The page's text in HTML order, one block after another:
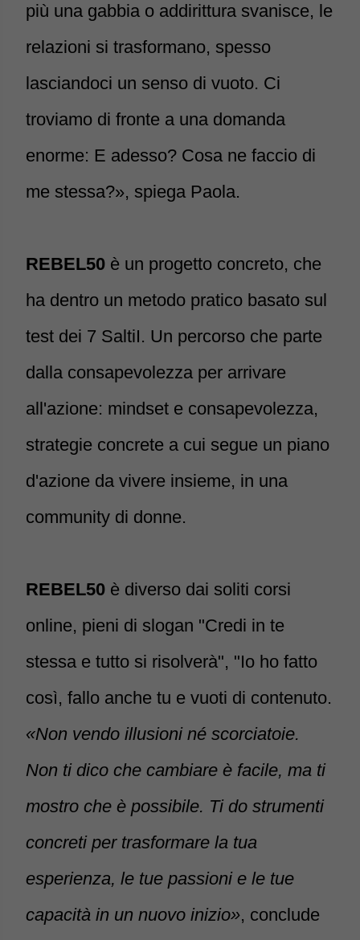
più una gabbia o addirittura svanisce, le
relazioni si trasformano, spesso
lasciandoci un senso di vuoto. Ci
troviamo di fronte a una domanda
enorme: E adesso? Cosa ne faccio di
me stessa?», spiega Paola.
REBEL50 è un progetto concreto, che
ha dentro un metodo pratico basato sul
test dei 7 SaltiI. Un percorso che parte
dalla consapevolezza per arrivare
all'azione: mindset e consapevolezza,
strategie concrete a cui segue un piano
d'azione da vivere insieme, in una
community di donne.
REBEL50 è diverso dai soliti corsi
online, pieni di slogan "Credi in te
stessa e tutto si risolverà", "Io ho fatto
così, fallo anche tu e vuoti di contenuto.
«Non vendo illusioni né scorciatoie.
Non ti dico che cambiare è facile, ma ti
mostro che è possibile. Ti do strumenti
concreti per trasformare la tua
esperienza, le tue passioni e le tue
capacità in un nuovo inizio», conclude